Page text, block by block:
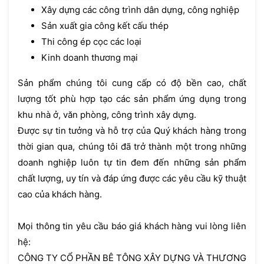
Xây dựng các công trình dân dựng, công nghiệp
Sản xuất gia công kết cấu thép
Thi công ép cọc các loại
Kinh doanh thương mại
Sản phẩm chúng tôi cung cấp có độ bền cao, chất
lượng tốt phù hợp tạo các sản phẩm ứng dụng trong
khu nhà ở, văn phòng, công trình xây dựng.
Được sự tin tưởng và hỗ trợ của Quý khách hàng trong
thời gian qua, chúng tôi đã trở thành một trong những
doanh nghiệp luôn tự tin đem đến những sản phẩm
chất lượng, uy tín và đáp ứng được các yêu cầu kỹ thuật
cao của khách hàng.
Mọi thông tin yêu cầu báo giá khách hàng vui lòng liên
hệ:
CÔNG TY CỔ PHẦN BÊ TÔNG XÂY DỰNG VÀ THƯƠNG